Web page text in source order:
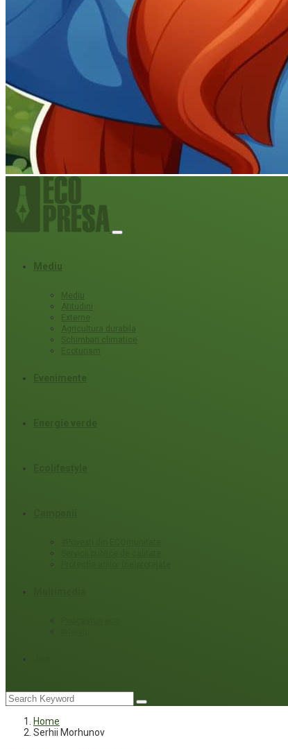
Mediu
Mediu
Atitudini
Externe
Agricultura durabila
Schimbari climatice
Ecoturism
Home
Serhii Morhunov